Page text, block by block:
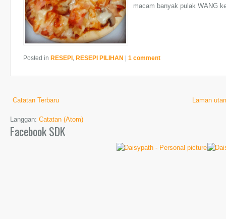
macam banyak pulak WANG
Posted in RESEPI , RESEPI PILIHAN 1 comment
Catatan Terbaru Laman
Langgan: Catatan (Atom)
Facebook SDK